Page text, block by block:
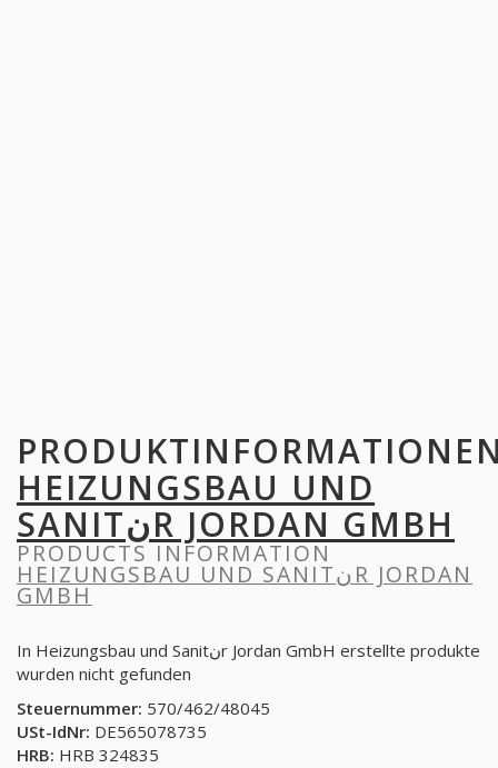
HEIZUNGSBAU UND
SANITنR JORDAN GMBH
PRODUCTS INFORMATION
HEIZUNGSBAU UND SANITنR JORDAN
GMBH
In Heizungsbau und Sanitنr Jordan GmbH erstellte produkte
wurden nicht gefunden
Steuernummer: 570/462/48045
USt-IdNr: DE565078735
HRB: HRB 324835